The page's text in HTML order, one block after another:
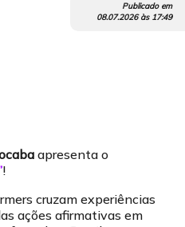
Publicado em
08.07.2026às 17:49
apresenta o
!
cruzam experiências
ações afirmativas em